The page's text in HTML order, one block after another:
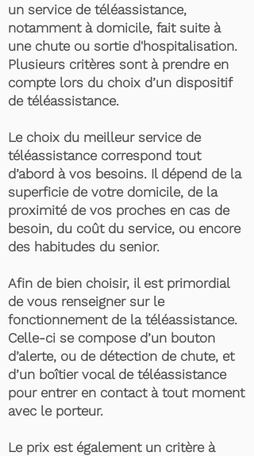
un service de téléassistance,
notamment à domicile, fait suite à
une chute ou sortie d'hospitalisation.
Plusieurs critères sont à prendre en
compte lors du choix d’un dispositif
de téléassistance.
Le choix du meilleur service de
téléassistance correspond tout
d’abord à vos besoins. Il dépend de la
superficie de votre domicile, de la
proximité de vos proches en cas de
besoin, du coût du service, ou encore
des habitudes du senior.
Afin de bien choisir, il est primordial
de vous renseigner sur le
fonctionnement de la téléassistance.
Celle-ci se compose d’un bouton
d’alerte, ou de détection de chute, et
d’un boîtier vocal de téléassistance
pour entrer en contact à tout moment
avec le porteur.
Le prix est également un critère à